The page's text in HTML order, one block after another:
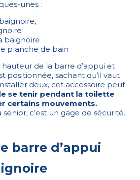
unes :
baignoire
planche de bain
hauteur de la barre d’appui et
positionnée, sachant qu’il vaut
deux, cet accessoire peut
se tenir pendant la toilette
certains mouvements.
c’est un gage de sécurité.
barre d’appui